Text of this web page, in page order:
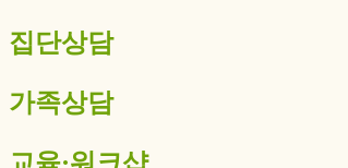
집단상담
가족상담